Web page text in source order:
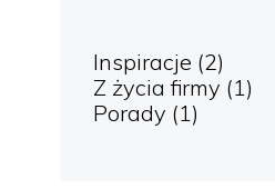
Inspiracje (2)
Z życia firmy (1)
Porady (1)